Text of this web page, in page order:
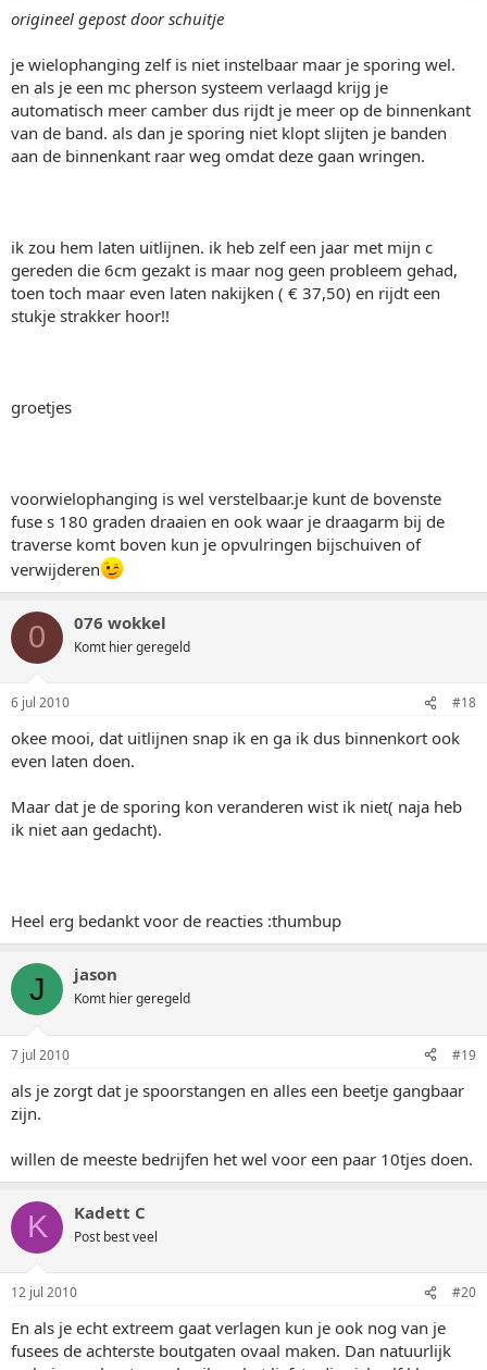
origineel gepost door schuitje
je wielophanging zelf is niet instelbaar maar je sporing wel.
en als je een mc pherson systeem verlaagd krijg je
automatisch meer camber dus rijdt je meer op de binnenkant
van de band. als dan je sporing niet klopt slijten je banden
aan de binnenkant raar weg omdat deze gaan wringen.
ik zou hem laten uitlijnen. ik heb zelf een jaar met mijn c
gereden die 6cm gezakt is maar nog geen probleem gehad,
toen toch maar even laten nakijken ( € 37,50) en rijdt een
stukje strakker hoor!!
groetjes
voorwielophanging is wel verstelbaar.je kunt de bovenste
fuse s 180 graden draaien en ook waar je draagarm bij de
traverse komt boven kun je opvulringen bijschuiven of
verwijderen
0 076 wokkel
Komt hier geregeld
6 jul 2010 #18
okee mooi, dat uitlijnen snap ik en ga ik dus binnenkort ook
even laten doen.
Maar dat je de sporing kon veranderen wist ik niet( naja heb
ik niet aan gedacht).
Heel erg bedankt voor de reacties :thumbup
J jason
Komt hier geregeld
7 jul 2010 #19
als je zorgt dat je spoorstangen en alles een beetje gangbaar
zijn.
willen de meeste bedrijfen het wel voor een paar 10tjes doen.
K Kadett C
Post best veel
12 jul 2010 #20
En als je echt extreem gaat verlagen kun je ook nog van je
fusees de achterste boutgaten ovaal maken. Dan natuurlijk